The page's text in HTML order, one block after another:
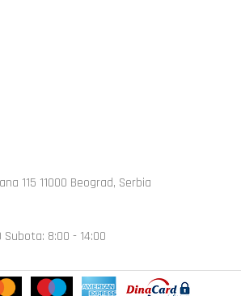
115 11000 Beograd, Serbia
Subota: 8:00 - 14:00